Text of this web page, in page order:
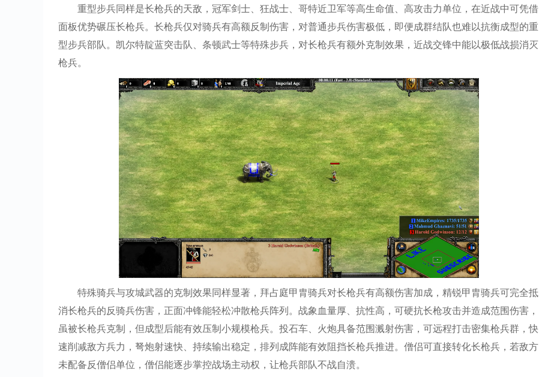
重型步兵同样是长枪兵的天敌，冠军剑士、狂战士、哥特近卫军等高生命值、高攻击力单位，在近战中可凭借
面板优势碾压长枪兵。长枪兵仅对骑兵有高额反制伤害，对普通步兵伤害极低，即便成群结队也难以抗衡成型的重
型步兵部队。凯尔特靛蓝突击队、条顿武士等特殊步兵，对长枪兵有额外克制效果，近战交锋中能以极低战损消灭
枪兵。
特殊骑兵与攻城武器的克制效果同样显著，拜占庭甲胄骑兵对长枪兵有高额伤害加成，精锐甲胄骑兵可完全抵
消长枪兵的反骑兵伤害，正面冲锋能轻松冲散枪兵阵列。战象血量厚、抗性高，可硬抗长枪攻击并造成范围伤害，
虽被长枪兵克制，但成型后能有效压制小规模枪兵。投石车、火炮具备范围溅射伤害，可远程打击密集枪兵群，快
速削减敌方兵力，弩炮射速快、持续输出稳定，排列成阵能有效阻挡长枪兵推进。僧侣可直接转化长枪兵，若敌方
未配备反僧侣单位，僧侣能逐步掌控战场主动权，让枪兵部队不战自溃。